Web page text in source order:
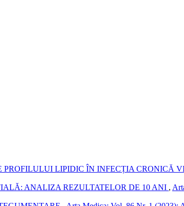
PROFILULUI LIPIDIC ÎN INFECȚIA CRONICĂ
ANALIZA REZULTATELOR DE 10 ANI ,